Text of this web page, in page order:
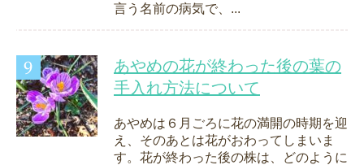
言う名前の病気で、...
あやめの花が終わった後の葉の
手入れ方法について
あやめは６月ごろに花の満開の時期を迎
え、そのあとは花がおわってしまいま
す。花が終わった後の株は、どのように